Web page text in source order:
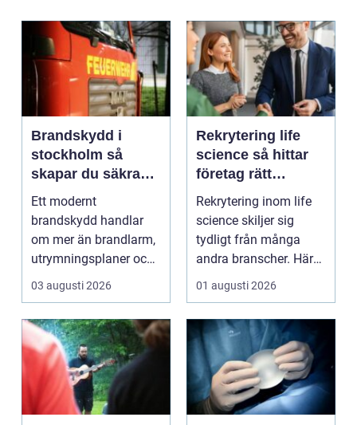
Brandskydd i
stockholm så
skapar du säkra
byggnader på
riktigt
Ett modernt
brandskydd handlar
om mer än brandlarm,
utrymningsplaner och
röda brandsläckare på
03 augusti 2026
Rekrytering life
science så hittar
företag rätt
kompetens när
kraven är som
högst
Rekrytering inom life
science skiljer sig
tydligt från många
andra branscher. Här
påverkar varje bes...
01 augusti 2026